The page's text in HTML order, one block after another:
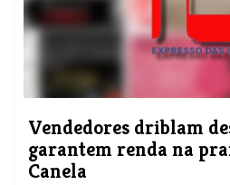
Vendedores driblam
garantem renda na
Canela